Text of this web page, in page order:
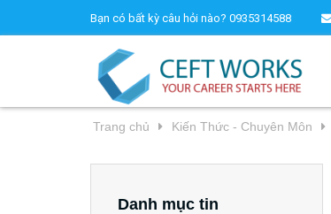
Bạn có bất kỳ câu hỏi nào? 0935314588
Trang chủ Kiến Thức - Chuyên Môn
Danh mục tin